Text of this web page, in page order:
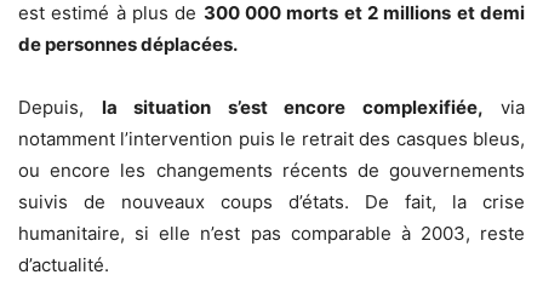
est estimé à plus de 300 000 morts et 2 millions et demi
de personnes déplacées.
Depuis, la situation s’est encore complexifiée, via
notamment l’intervention puis le retrait des casques bleus,
ou encore les changements récents de gouvernements
suivis de nouveaux coups d’états. De fait, la crise
humanitaire, si elle n’est pas comparable à 2003, reste
d’actualité.